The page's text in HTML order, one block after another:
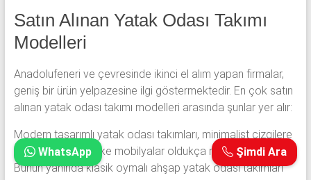
Satın Alınan Yatak Odası Takımı
Modelleri
Anadolufeneri ve çevresinde ikinci el alım yapan firmalar,
geniş bir ürün yelpazesine ilgi göstermektedir. En çok satın
alınan yatak odası takımı modelleri arasında şunlar yer alır:
Modern tasarımlı yatak odası takımları, minimalist çizgilere
sahip ürünler ve lake mobilyalar oldukça rağbet görür.
Bunun yanında klasik oymalı ahşap yatak odası takımları
Şimdi Ara
WhatsApp